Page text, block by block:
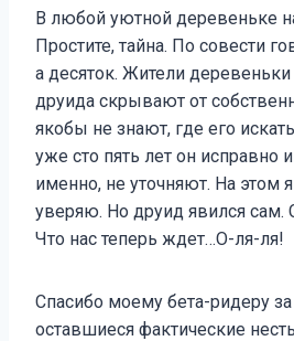
В любой уютной деревеньке
Простите, тайна. По совести
а десяток. Жители
друида скрывают от
якобы не знают, где его
уже сто пять лет он исправно
именно, не уточняют. На этом
уверяю. Но друид явился сам.
Что нас теперь ждет…О-ля-ля!
Спасибо моему бета-ридеру
оставшиеся фактические